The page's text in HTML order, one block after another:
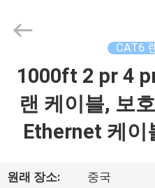
집
2026
Guangdong
Rights
Reserved.
CAT6
1000ft 2 pr 4
랜 케이블, 보
Ethernet 케이
원래 장소: 중국